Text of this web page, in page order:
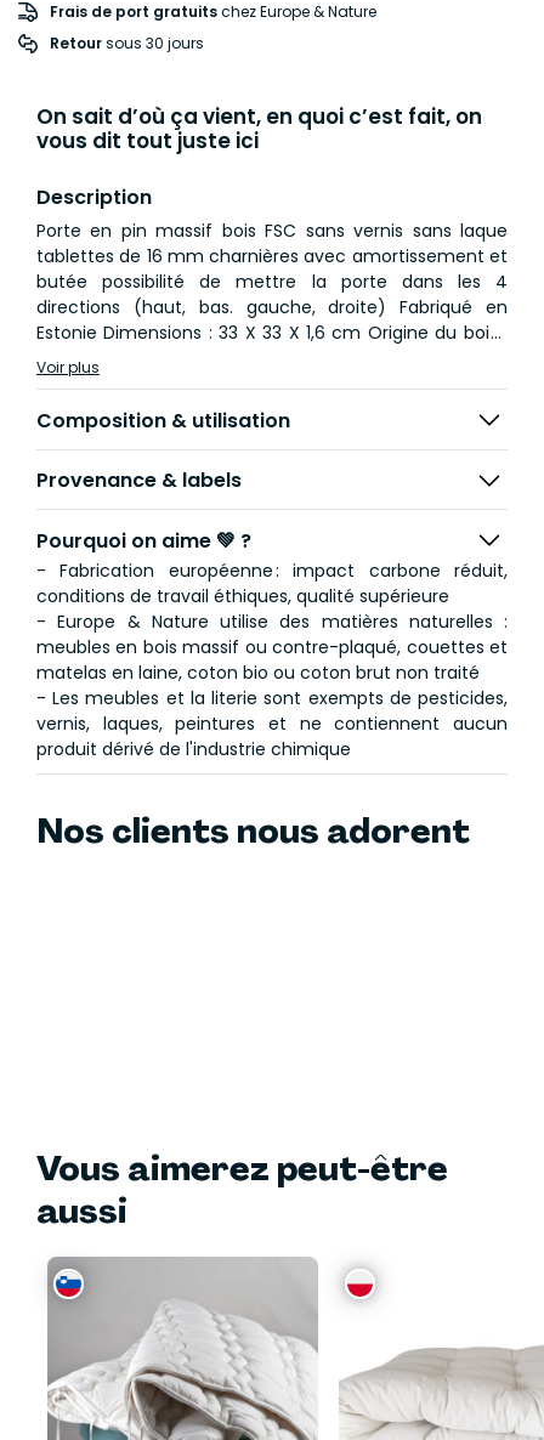
Frais de port gratuitschez Europe & Nature
Retour sous 30 jours
On sait d’où ça vient, en quoi c’est fait, on
vous dit tout juste ici
Description
Porte en pin massif bois FSC sans vernis sans laque
tablettes de 16 mm charnières avec amortissement et
butée possibilité de mettre la porte dans les 4
directions (haut, bas. gauche, droite) Fabriqué en
Estonie Dimensions : 33 X 33 X 1,6 cm Origine du bois :
Estonie, Pinus Sylvestris
Voir plus
Composition & utilisation
Provenance & labels
Pourquoi on aime 💚 ?
- Fabrication européenne : impact carbone réduit,
conditions de travail éthiques, qualité supérieure
- Europe & Nature utilise des matières naturelles :
meubles en bois massif ou contre-plaqué, couettes et
matelas en laine, coton bio ou coton brut non traité
- Les meubles et la literie sont exempts de pesticides,
vernis, laques, peintures et ne contiennent aucun
produit dérivé de l'industrie chimique
Nos clients nous adorent
Vous aimerez peut-être
aussi